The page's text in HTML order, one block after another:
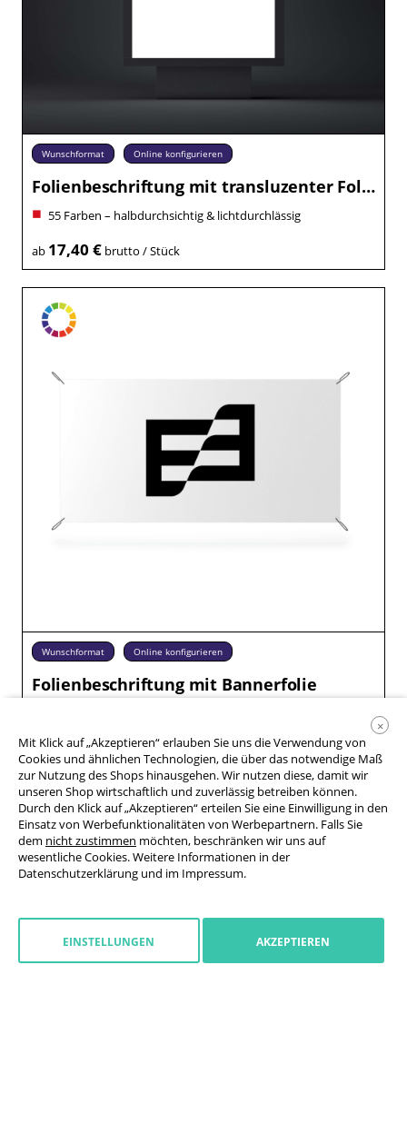
Wunschformat Online konfigurieren
Folienbeschriftung mit transluzenter Folie
55 Farben – halbdurchsichtig & lichtdurchlässig
ab 17,40 €brutto / Stück
Wunschformat Online konfigurieren
Folienbeschriftung mit Bannerfolie
ab17,17 €brutto / Stück
×
Mit Klick auf „Akzeptieren“ erlauben Sie uns die Verwendung von
Cookies und ähnlichen Technologien, die über das notwendige Maß
zur Nutzung des Shops hinausgehen. Wir nutzen diese, damit wir
unseren Shop wirtschaftlich und zuverlässig betreiben können.
Durch den Klick auf „Akzeptieren“ erteilen Sie eine Einwilligung in den
Einsatz von Werbefunktionalitäten von Werbepartnern. Falls Sie
dem nicht zustimmen möchten, beschränken wir uns auf
wesentliche Cookies. Weitere Informationen in der
Datenschutzerklärung und im Impressum.
EINSTELLUNGEN AKZEPTIEREN